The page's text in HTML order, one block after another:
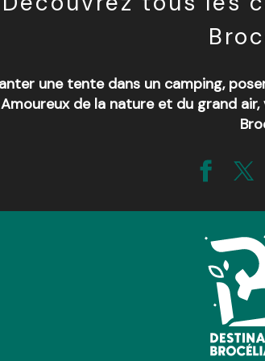
une tente dans un camping,
Amoureux de la nature et du grand